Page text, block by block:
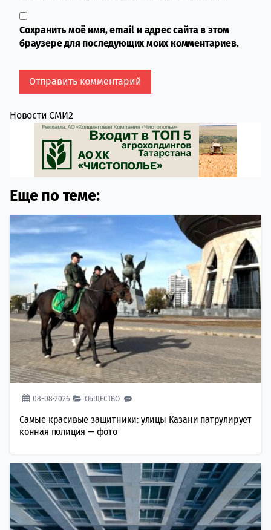
Сохранить моё имя, email и адрес сайта в этом
браузере для последующих моих комментариев.
Новости СМИ2
Еще по теме:
08-08-2026 ОБЩЕСТВО
Самые красивые защитники: улицы Казани патрулирует
конная полиция — фото